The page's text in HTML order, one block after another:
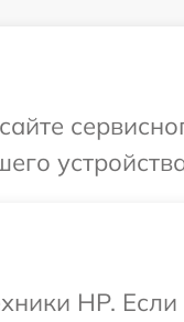
HP. Если